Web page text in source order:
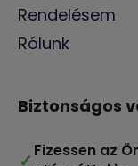
Rendelésem
Rólunk
Biztonságos
✓ Fizessen az